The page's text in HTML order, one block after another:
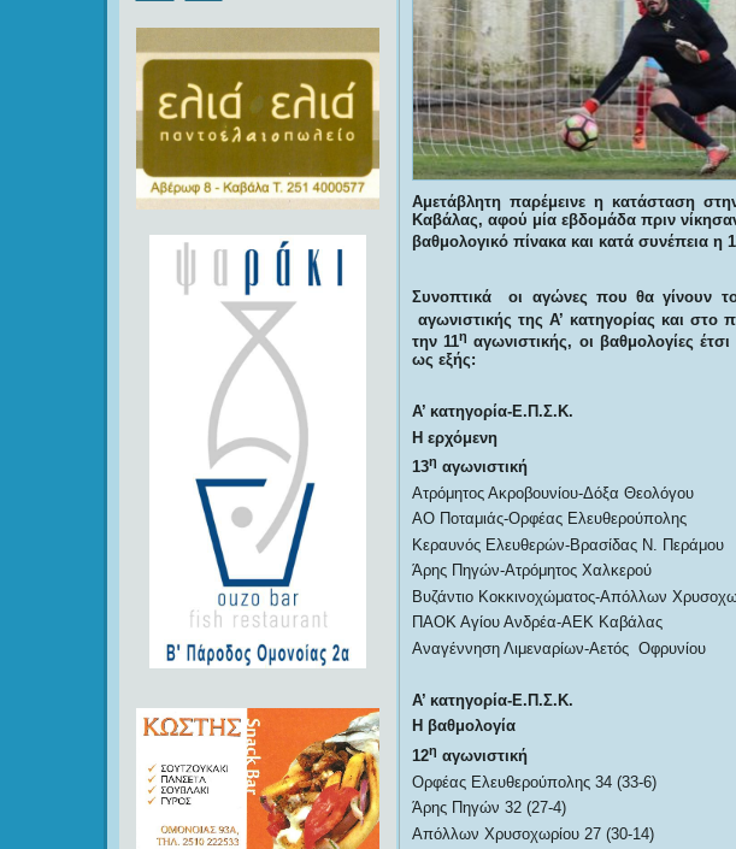
Αμετάβλητη παρέμεινε η κατάσταση
Καβάλας, αφού μία εβδομάδα πριν
βαθμολογικό πίνακα και κατά συνέπεια η
Συνοπτικά οι αγώνες που θα γίνουν
αγωνιστικής της Α’ κατηγορίας και στο
την 11η αγωνιστικής, οι βαθμολογίες
ως εξής:
Α’ κατηγορία-Ε.Π.Σ.Κ.
Η ερχόμενη
13η αγωνιστική
Ατρόμητος Ακροβουνίου-Δόξα Θεολόγου
ΑΟ Ποταμιάς-Ορφέας Ελευθερούπολης
Κεραυνός Ελευθερών-Βρασίδας Ν. Περάμου
Άρης Πηγών-Ατρόμητος Χαλκερού
Βυζάντιο Κοκκινοχώματος-Απόλλων
ΠΑΟΚ Αγίου Ανδρέα-ΑΕΚ Καβάλας
Αναγέννηση Λιμεναρίων-Αετός Οφρυνίου
Α’ κατηγορία-Ε.Π.Σ.Κ.
Η βαθμολογία
12η αγωνιστική
Ορφέας Ελευθερούπολης 34 (33-6)
Άρης Πηγών 32 (27-4)
Απόλλων Χρυσοχωρίου 27 (30-14)